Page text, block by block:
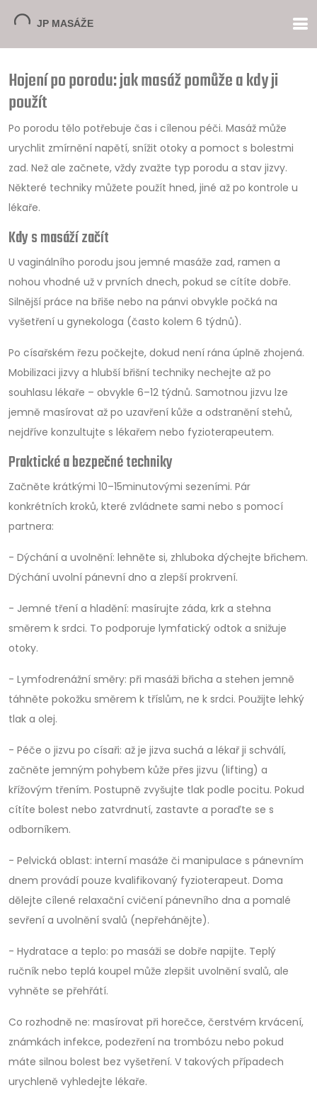
Hojení po porodu: jak masáž pomůže a kdy ji
použít
Po porodu tělo potřebuje čas i cílenou péči. Masáž může
urychlit zmírnění napětí, snížit otoky a pomoct s bolestmi
zad. Než ale začnete, vždy zvažte typ porodu a stav jizvy.
Některé techniky můžete použít hned, jiné až po kontrole u
lékaře.
Kdy s masáží začít
U vaginálního porodu jsou jemné masáže zad, ramen a
nohou vhodné už v prvních dnech, pokud se cítíte dobře.
Silnější práce na břiše nebo na pánvi obvykle počká na
vyšetření u gynekologa (často kolem 6 týdnů).
Po císařském řezu počkejte, dokud není rána úplně zhojená.
Mobilizaci jizvy a hlubší břišní techniky nechejte až po
souhlasu lékaře – obvykle 6–12 týdnů. Samotnou jizvu lze
jemně masírovat až po uzavření kůže a odstranění stehů,
nejdříve konzultujte s lékařem nebo fyzioterapeutem.
Praktické a bezpečné techniky
Začněte krátkými 10–15minutovými sezeními. Pár
konkrétních kroků, které zvládnete sami nebo s pomocí
partnera:
- Dýchání a uvolnění: lehněte si, zhluboka dýchejte břichem.
Dýchání uvolní pánevní dno a zlepší prokrvení.
- Jemné tření a hladění: masírujte záda, krk a stehna
směrem k srdci. To podporuje lymfatický odtok a snižuje
otoky.
- Lymfodrenážní směry: při masáži břicha a stehen jemně
táhněte pokožku směrem k tříslům, ne k srdci. Použijte lehký
tlak a olej.
- Péče o jizvu po císaři: až je jizva suchá a lékař ji schválí,
začněte jemným pohybem kůže přes jizvu (lifting) a
křížovým třením. Postupně zvyšujte tlak podle pocitu. Pokud
cítíte bolest nebo zatvrdnutí, zastavte a poraďte se s
odborníkem.
- Pelvická oblast: interní masáže či manipulace s pánevním
dnem provádí pouze kvalifikovaný fyzioterapeut. Doma
dělejte cílené relaxační cvičení pánevního dna a pomalé
sevření a uvolnění svalů (nepřehánějte).
- Hydratace a teplo: po masáži se dobře napijte. Teplý
ručník nebo teplá koupel může zlepšit uvolnění svalů, ale
vyhněte se přehřátí.
Co rozhodně ne: masírovat při horečce, čerstvém krvácení,
známkách infekce, podezření na trombózu nebo pokud
máte silnou bolest bez vyšetření. V takových případech
urychleně vyhledejte lékaře.